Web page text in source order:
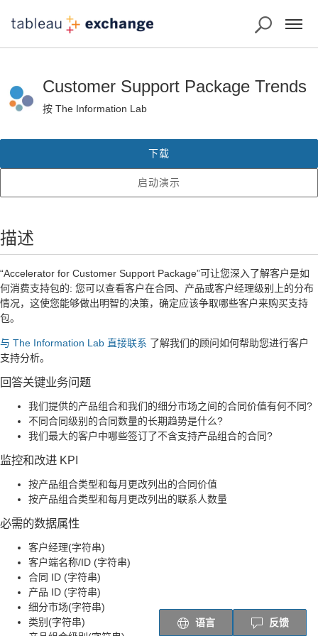
Customer Support Package Trends
按 The Information Lab
启动演示
下载
描述
“Accelerator for Customer Support Package”可让您深入了解客户是如
何消费支持包的: 您可以查看客户在合同、产品或客户经理级别上的分布
情况，这使您能够做出明智的决策，确定应该争取哪些客户来购买支持
包。
与 The Information Lab 直接联系 了解我们的顾问如何帮助您进行客户
支持分析。
回答关键业务问题
我们提供的产品组合和我们的细分市场之间的合同价值有何不同?
不同合同级别的合同数量的长期趋势是什么?
我们最大的客户中哪些签订了不含支持产品组合的合同?
监控和改进 KPI
按产品组合类型和每月更改列出的合同价值
按产品组合类型和每月更改列出的联系人数量
必需的数据属性
客户经理(字符串)
客户端名称/ID (字符串)
合同 ID (字符串)
产品 ID (字符串)
细分市场(字符串)
类别(字符串)
语言 反馈